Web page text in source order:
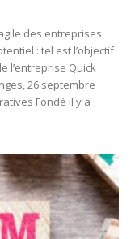
des entreprises
: tel est l’objectif
l’entreprise Quick
26 septembre
Fondé il y a